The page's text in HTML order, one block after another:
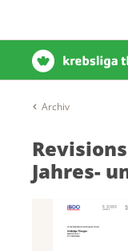
Archiv
Jahres-